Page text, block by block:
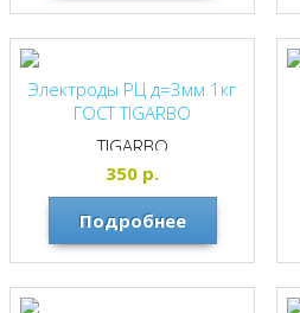
Электроды РЦ д=3мм 1кг
ГОСТ TIGARBO
TIGARBO
350 р.
Подробнее